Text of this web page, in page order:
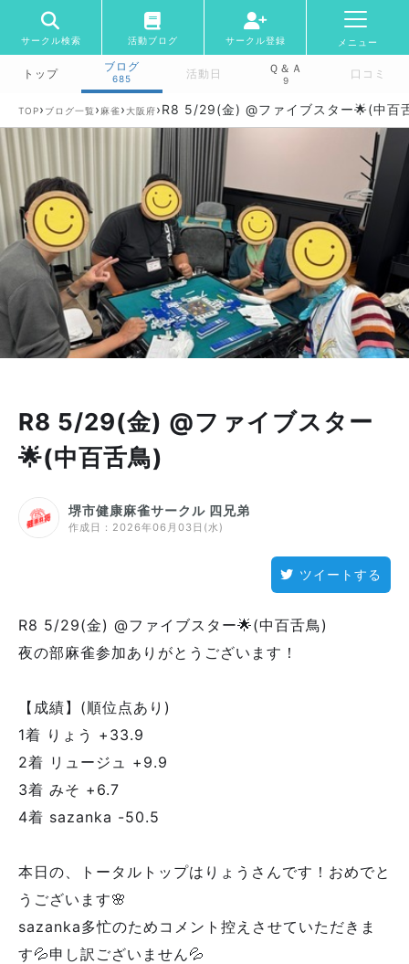
サークル検索 活動ブログ サークル登録 メニュー
トップ
ブログ
685 活動日 Ｑ＆Ａ
9 口コミ
TOP› ブログ一覧 › 麻雀 › 大阪府›R8 5/29(金) @ファイブスター🌟(中百
R8 5/29(金) @ファイブスター
🌟(中百舌鳥)
堺市健康麻雀サークル 四兄弟
作成日： 2026年06月03日(水)
ツイートする
R8 5/29(金) @ファイブスター🌟(中百舌鳥)
夜の部麻雀参加ありがとうございます！
【成績】(順位点あり)
1着 りょう +33.9
2着 リュージュ +9.9
3着 みそ +6.7
4着 sazanka -50.5
本日の、トータルトップはりょうさんです！おめでと
うございます🌸
sazanka多忙のためコメント控えさせていただきま
す💦申し訳ございません💦